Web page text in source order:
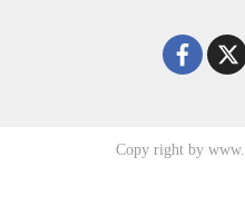
Copy right by